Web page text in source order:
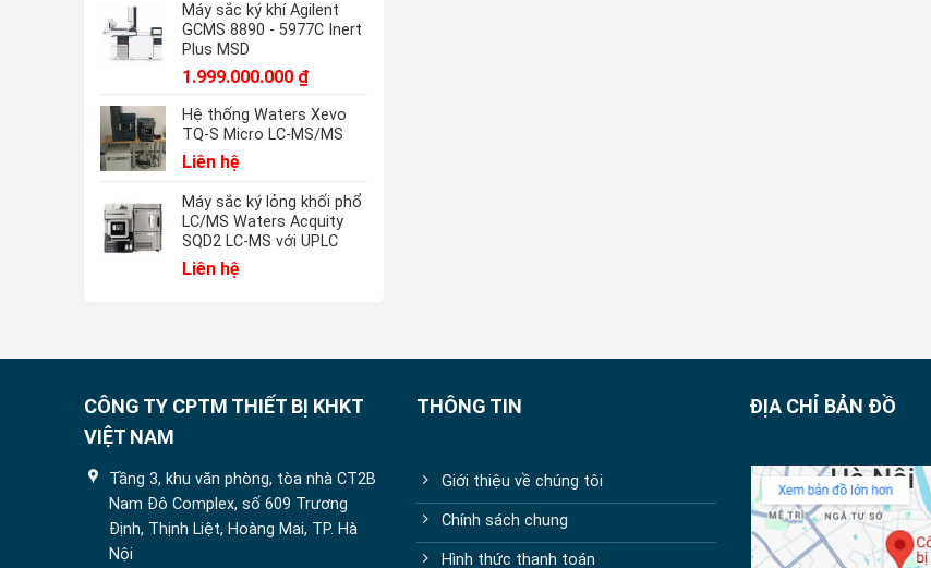
Máy sắc ký khí Agilent
GCMS 8890 - 5977C Inert
Plus MSD
1.999.000.000 ₫
Hệ thống Waters Xevo
TQ-S Micro LC-MS/MS
Liên hệ
Máy sắc ký lỏng khối phổ
LC/MS Waters Acquity
SQD2 LC-MS với UPLC
Liên hệ
CÔNG TY CPTM THIẾT BỊ KHKT
VIỆT NAM
Tầng 3, khu văn phòng, tòa nhà CT2B
Nam Đô Complex, số 609 Trương
Định, Thịnh Liệt, Hoàng Mai, TP. Hà
Nội
THÔNG TIN
Giới thiệu về chúng tôi
Chính sách chung
Hình thức thanh toán
ĐỊA CHỈ BẢN ĐỒ